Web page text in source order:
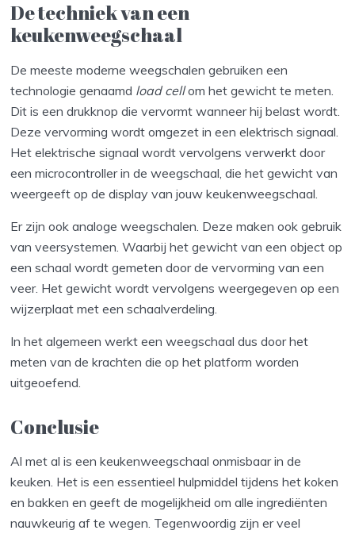
De techniek van een
keukenweegschaal
De meeste moderne weegschalen gebruiken een
technologie genaamd load cellom het gewicht te meten.
Dit is een drukknop die vervormt wanneer hij belast wordt.
Deze vervorming wordt omgezet in een elektrisch signaal.
Het elektrische signaal wordt vervolgens verwerkt door
een microcontroller in de weegschaal, die het gewicht van
weergeeft op de display van jouw keukenweegschaal.
Er zijn ook analoge weegschalen. Deze maken ook gebruik
van veersystemen. Waarbij het gewicht van een object op
een schaal wordt gemeten door de vervorming van een
veer. Het gewicht wordt vervolgens weergegeven op een
wijzerplaat met een schaalverdeling.
In het algemeen werkt een weegschaal dus door het
meten van de krachten die op het platform worden
uitgeoefend.
Conclusie
Al met al is een keukenweegschaal onmisbaar in de
keuken. Het is een essentieel hulpmiddel tijdens het koken
en bakken en geeft de mogelijkheid om alle ingrediënten
nauwkeurig af te wegen. Tegenwoordig zijn er veel